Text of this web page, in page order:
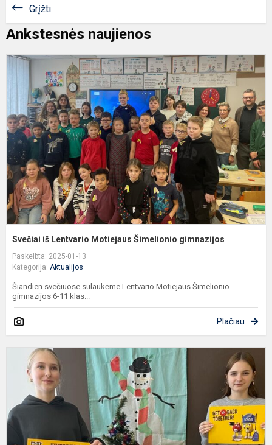
Grįžti
Ankstesnės naujienos
Svečiai iš Lentvario Motiejaus Šimelionio gimnazijos
Paskelbta: 2025-01-13
Kategorija: Aktualijos
Šiandien svečiuose sulaukėme Lentvario Motiejaus Šimelionio
gimnazijos 6-11 klas...
Plačiau